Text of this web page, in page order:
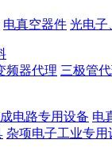
电真空器件 光电子
频器代理 三极管
电路专用设备 电
杂项电子工业专用